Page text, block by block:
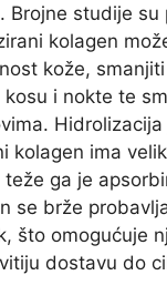
Brojne studije su
kolagen
kože,
kosu i nokte te
kolagen ima
teže ga je
se brže
što omogućuje
dostavu do